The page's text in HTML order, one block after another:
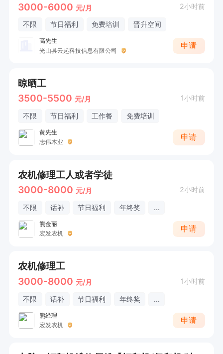
3000-6000 元/月 2小时前
不限 节日福利 免费培训 晋升空间
高先生
光山县云起科技信息有限公司
申请
晾晒工
3500-5500 元/月 1小时前
不限 节日福利 工作餐 免费培训
黄先生
志伟木业
申请
农机修理工人或者学徒
3000-8000 元/月 2小时前
不限 话补 节日福利 年终奖 ...
熊金丽
宏发农机
申请
农机修理工
3000-8000 元/月 1小时前
不限 话补 节日福利 年终奖 ...
熊经理
宏发农机
申请